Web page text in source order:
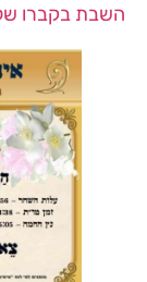
השבת בקברו